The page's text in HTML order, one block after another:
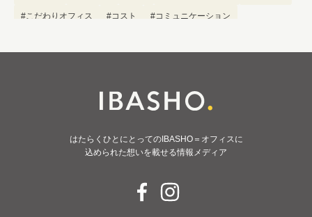
#こだわりオフィス #コスト #コミュニケーション
はたらくひとにとってのIBASHO＝オフィスに
込められた想いを載せる情報メディア